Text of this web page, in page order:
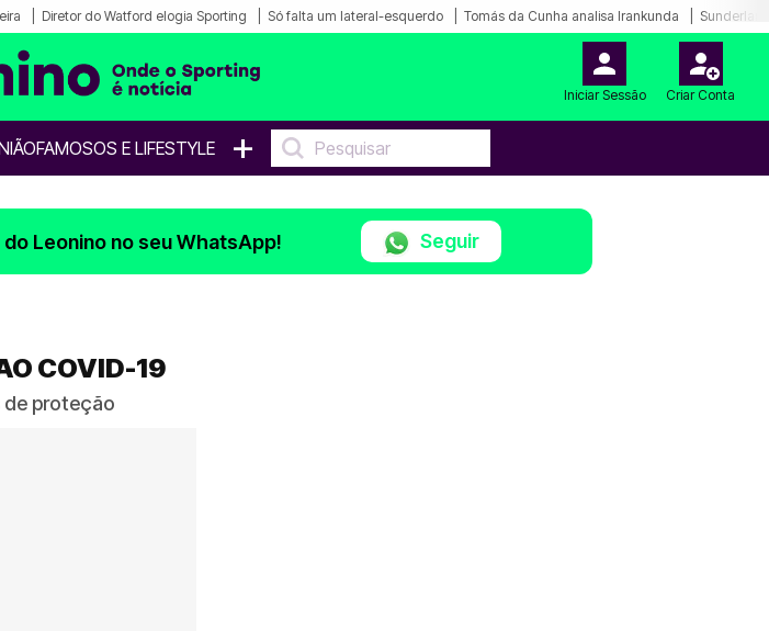
Diretor do Watford elogia Sporting Só falta um lateral-esquerdo Tomás da Cunha analisa Irankunda
Iniciar Sessão Criar Conta
FAMOSOS E LIFESTYLE +
Leonino no seu WhatsApp! Seguir
COVID-19
de proteção